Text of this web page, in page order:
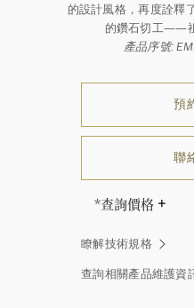
的設計風格，再度詮釋
的鑽石切工——
產品序號:
預
聯
*查詢價格
海瑞∙溫斯頓先生
兩顆相同的鑽石
一件高級珠寶作
瞭解技術規格
查詢相關產品維護資